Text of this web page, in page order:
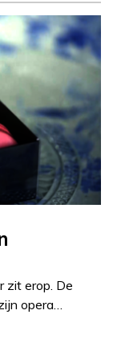
zit erop. De
opera…